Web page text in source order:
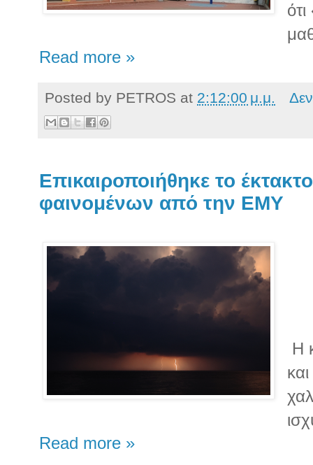
Read more »
Posted by PETROS at 2:12:00 μ.μ.
Επικαιροποιήθηκε το
φαινομένων από την ΕΜΥ
Η
Read more »